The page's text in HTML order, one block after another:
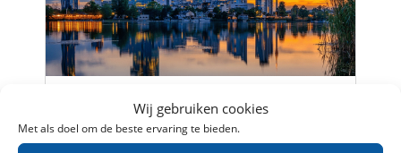
Wij gebruiken cookies
Met als doel om de beste ervaring te bieden.
Citytrip Wenen: trein, bezienswaardigheden
en hotels